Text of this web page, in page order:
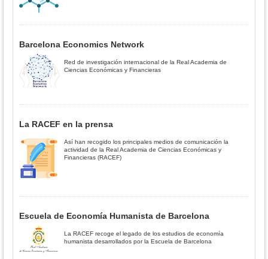
Barcelona Economics Network
Red de investigación internacional de la Real Academia de
Ciencias Económicas y Financieras
La RACEF en la prensa
Así han recogido los principales medios de comunicación la
actividad de la Real Academia de Ciencias Económicas y
Financieras (RACEF)
Escuela de Economía Humanista de Barcelona
La RACEF recoge el legado de los estudios de economía
humanista desarrollados por la Escuela de Barcelona